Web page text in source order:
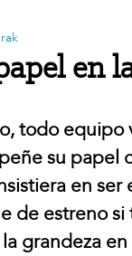
en
todo equipo
su papel
en
de estreno
grandeza